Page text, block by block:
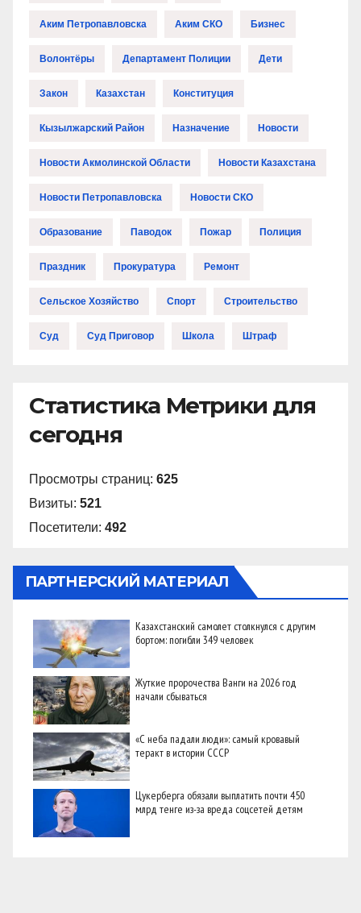
Аким Петропавловска Аким СКО Бизнес
Волонтёры Департамент Полиции Дети
Закон Казахстан Конституция
Кызылжарский Район Назначение Новости
Новости Акмолинской Области Новости Казахстана
Новости Петропавловска Новости СКО
Образование Паводок Пожар Полиция
Праздник Прокуратура Ремонт
Сельское Хозяйство Спорт Строительство
Суд Суд Приговор Школа Штраф
Статистика Метрики для
сегодня
Просмотры страниц: 625
Визиты: 521
Посетители: 492
ПАРТНЕРСКИЙ МАТЕРИАЛ
Казахстанский самолет столкнулся с другим
бортом: погибли 349 человек
Жуткие пророчества Ванги на 2026 год
начали сбываться
«С неба падали люди»: самый кровавый
теракт в истории СССР
Цукерберга обязали выплатить почти 450
млрд тенге из-за вреда соцсетей детям